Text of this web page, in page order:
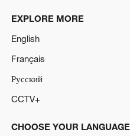
EXPLORE MORE
English
Français
Русский
CCTV+
CHOOSE YOUR LANGUAGE